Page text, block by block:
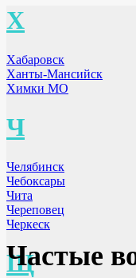
Х
Хабаровск
Ханты-Мансийск
Химки МО
Ч
Челябинск
Чебоксары
Чита
Череповец
Черкеск
Щ
Частые